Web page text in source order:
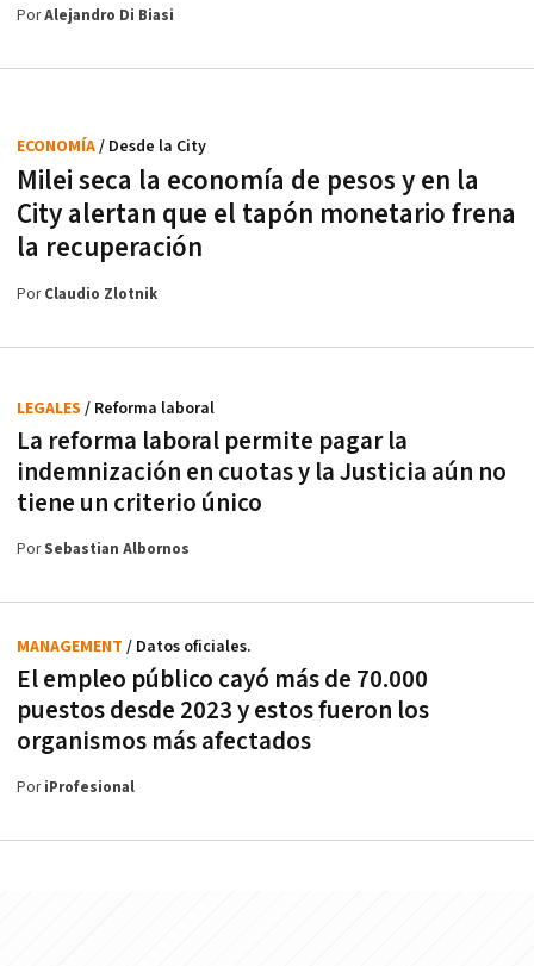
PorAlejandro Di Biasi
Milei seca la economía de pesos y en la
City alertan que el tapón monetario frena
la recuperación
ECONOMÍA/ Desde la City
PorClaudio Zlotnik
La reforma laboral permite pagar la
indemnización en cuotas y la Justicia aún no
tiene un criterio único
LEGALES / Reforma laboral
PorSebastian Albornos
El empleo público cayó más de 70.000
puestos desde 2023 y estos fueron los
organismos más afectados
MANAGEMENT / Datos oficiales.
PoriProfesional